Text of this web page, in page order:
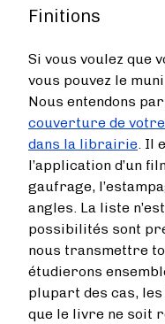
Finitions
Si vous voulez
vous pouvez le
Nous entendons
couverture de
dans la librairie. Il
l’application d’un
gaufrage,
angles. La liste
possibilités sont
nous transmettre
étudierons
plupart des cas,
que le livre ne soit